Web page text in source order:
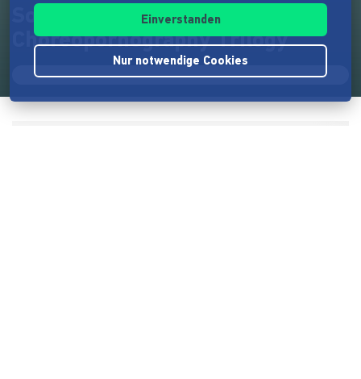
Sonata - Part 2 of the
Choreopornography Trilogy
Einverstanden
Nur notwendige Cookies